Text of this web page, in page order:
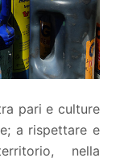
pari e culture
a rispettare e
nella